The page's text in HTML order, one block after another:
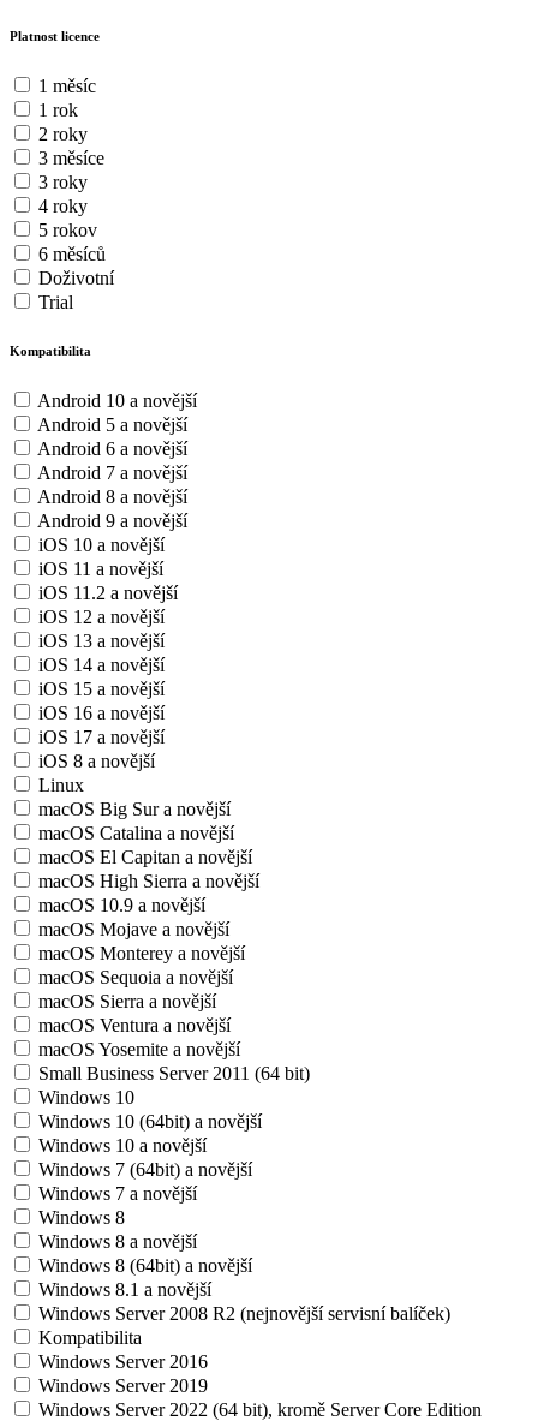
Platnost licence
1 měsíc
1 rok
2 roky
3 měsíce
3 roky
4 roky
5 rokov
6 měsíců
Doživotní
Trial
Kompatibilita
Android 10 a novější
Android 5 a novější
Android 6 a novější
Android 7 a novější
Android 8 a novější
Android 9 a novější
iOS 10 a novější
iOS 11 a novější
iOS 11.2 a novější
iOS 12 a novější
iOS 13 a novější
iOS 14 a novější
iOS 15 a novější
iOS 16 a novější
iOS 17 a novější
iOS 8 a novější
Linux
macOS Big Sur a novější
macOS Catalina a novější
macOS El Capitan a novější
macOS High Sierra a novější
macOS 10.9 a novější
macOS Mojave a novější
macOS Monterey a novější
macOS Sequoia a novější
macOS Sierra a novější
macOS Ventura a novější
macOS Yosemite a novější
Small Business Server 2011 (64 bit)
Windows 10
Windows 10 (64bit) a novější
Windows 10 a novější
Windows 7 (64bit) a novější
Windows 7 a novější
Windows 8
Windows 8 a novější
Windows 8 (64bit) a novější
Windows 8.1 a novější
Windows Server 2008 R2 (nejnovější servisní balíček)
Kompatibilita
Windows Server 2016
Windows Server 2019
Windows Server 2022 (64 bit), kromě Server Core Edition